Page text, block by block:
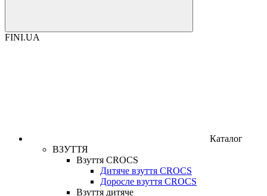
FINI.UA
Каталог
ВЗУТТЯ
Взуття CROCS
Дитяче взуття CROCS
Доросле взуття CROCS
Взуття дитяче